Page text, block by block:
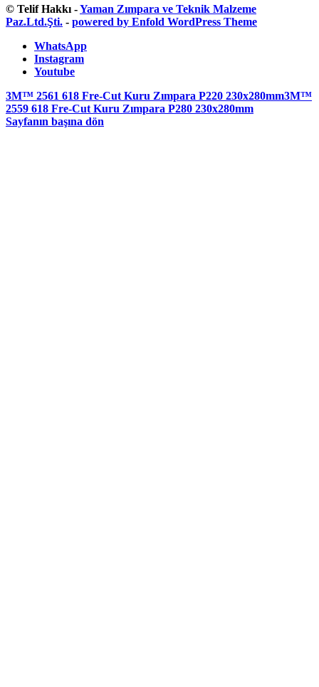
© Telif Hakkı -Yaman Zımpara ve Teknik Malzeme
Paz.Ltd.Şti. - powered by Enfold WordPress Theme
WhatsApp
Instagram
Youtube
3M™ 2561 618 Fre-Cut Kuru Zımpara P220 230x280mm3M™
2559 618 Fre-Cut Kuru Zımpara P280 230x280mm
Sayfanın başına dön